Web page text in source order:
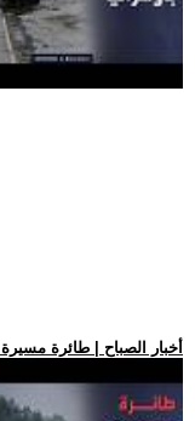
.. أخبار الصباح | طائرة